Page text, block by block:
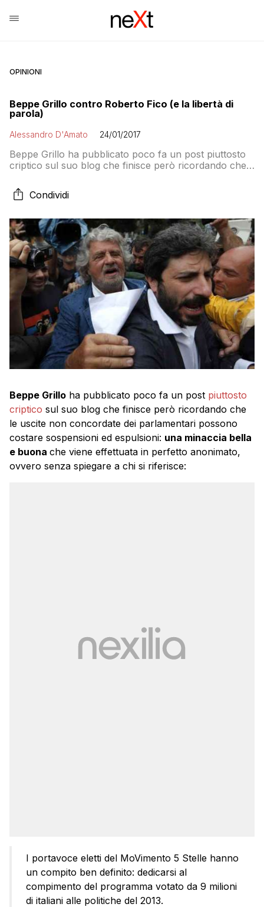
OPINIONI
Beppe Grillo contro Roberto Fico (e la libertà di
parola)
Alessandro D'Amato 24/01/2017
Beppe Grillo ha pubblicato poco fa un post piuttosto
criptico sul suo blog che finisce però ricordando che
costare sospensioni ed espulsioni: una minaccia bella
e buona che viene effettuata in perfetto anonimato,
eletti del MoVimento 5 Stelle hanno […]
Condividi
Beppe Grillo ha pubblicato poco fa un post piuttosto
criptico sul suo blog che finisce però ricordando che
le uscite non concordate dei parlamentari possono
costare sospensioni ed espulsioni: una minaccia bella
e buona che viene effettuata in perfetto anonimato,
ovvero senza spiegare a chi si riferisce:
I portavoce eletti del MoVimento 5 Stelle hanno
un compito ben definito: dedicarsi al
compimento del programma votato da 9 milioni
di italiani alle politiche del 2013.